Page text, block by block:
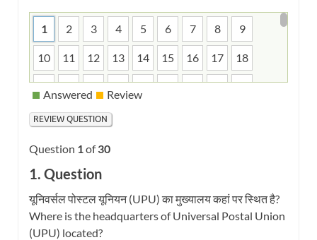
1 2 3 4 5 6 7 8 9
10 11 12 13 14 15 16 17 18
19 20 21 22 23 24 25 26 27
28 29 30
Answered Review
Question 1of30
1. Question
यूनिवर्सल पोस्टल यूनियन (UPU) का मुख्यालय कहां पर स्थित है?
Where is the headquarters of Universal Postal Union
(UPU) located?